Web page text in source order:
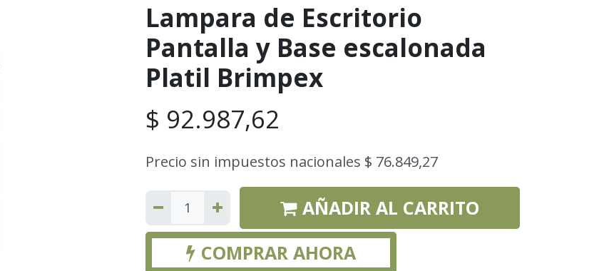
Lampara de Escritorio
Pantalla y Base escalonada
Platil Brimpex
$ 92.987,62
Precio sin impuestos nacionales $ 76.849,27
AÑADIR AL CARRITO
COMPRAR AHORA